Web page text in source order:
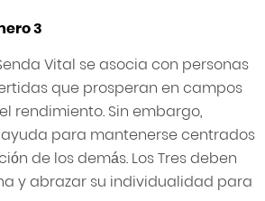
3
Vital se asocia con personas
que prosperan en campos
rendimiento. Sin embargo,
para mantenerse centrados
de los demás. Los Tres deben
y abrazar su individualidad para